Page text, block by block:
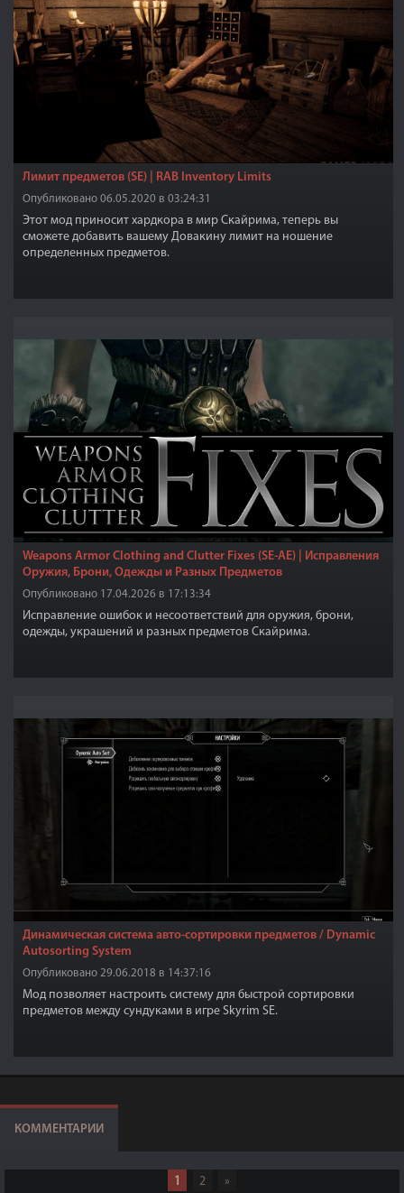
Лимит предметов (SE) | RAB Inventory Limits
Опубликовано 06.05.2020 в 03:24:31
Этот мод приносит хардкора в мир Скайрима, теперь вы
сможете добавить вашему Довакину лимит на ношение
определенных предметов.
Weapons Armor Clothing and Clutter Fixes (SE-АЕ) | Исправления
Оружия, Брони, Одежды и Разных Предметов
Опубликовано 17.04.2026 в 17:13:34
Исправление ошибок и несоответствий для оружия, брони,
одежды, украшений и разных предметов Скайрима.
Динамическая система авто-сортировки предметов / Dynamic
Autosorting System
Опубликовано 29.06.2018 в 14:37:16
Мод позволяет настроить систему для быстрой сортировки
предметов между сундуками в игре Skyrim SE.
КОММЕНТАРИИ
1 2 »